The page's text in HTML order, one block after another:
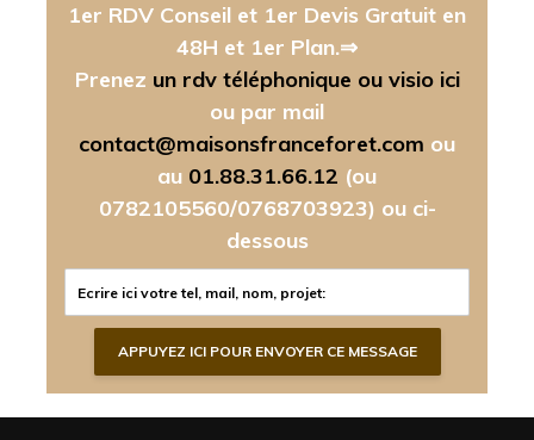
1er RDV Conseil et 1er Devis Gratuit en
48H et 1er Plan.⇒
Prenez un rdv téléphonique ou visio ici
ou par mail
contact@maisonsfranceforet.com ou
au 01.88.31.66.12 (ou
0782105560/0768703923) ou ci-
dessous